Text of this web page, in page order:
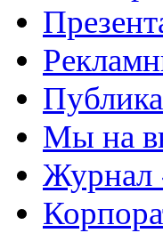
Мы на
Журнал